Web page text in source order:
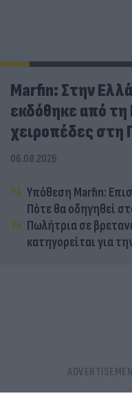
Marfin: Στην
εκδόθηκε από
χειροπέδες στη
06.08.2026
Υπόθεση Marfin:
Πότε θα οδηγηθεί
Πωλήτρια σε
κατηγορείται για